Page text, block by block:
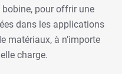
pour offrir une
dans les applications
matériaux, à n’importe
charge.